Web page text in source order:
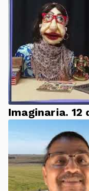
Imaginaria. 12